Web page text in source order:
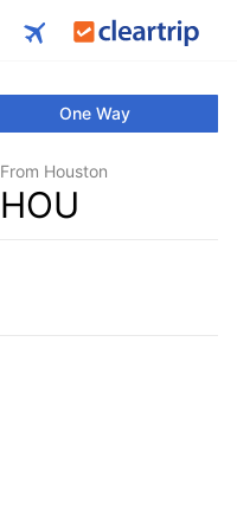
One Way
From Houston
HOU